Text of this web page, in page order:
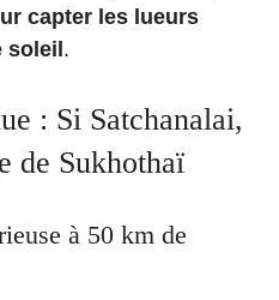
capter les lueurs
soleil.
: Si Satchanalai,
de Sukhothaï
à 50 km de